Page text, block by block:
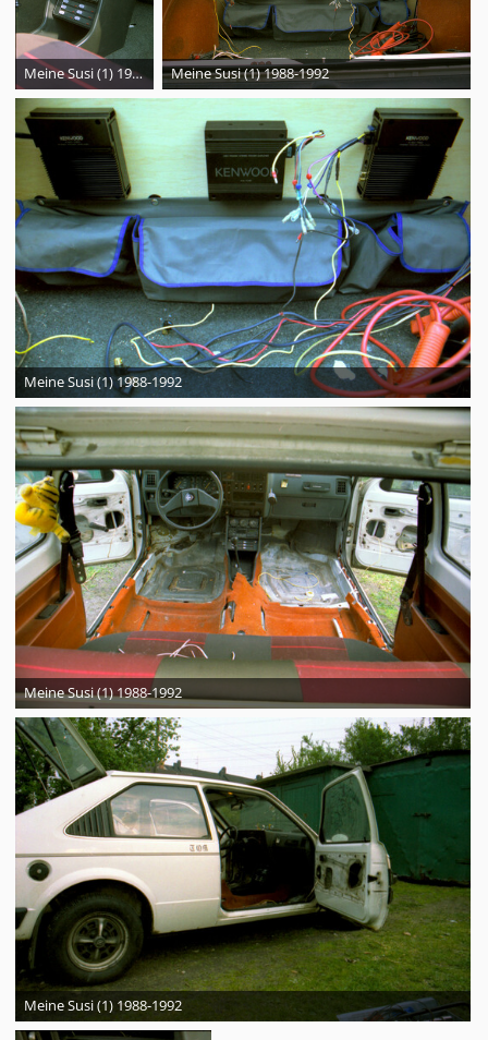
Meine Susi (1) 1988-1992 Meine Susi (1) 1988-1992
Meine Susi (1) 1988-1992
Meine Susi (1) 1988-1992
Meine Susi (1) 1988-1992